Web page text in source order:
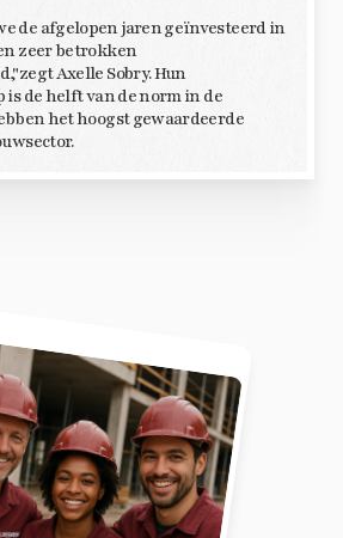
de afgelopen jaren geïnvesteerd in
zeer betrokken
Axelle Sobry. Hun
is de helft van de norm in de
het hoogst gewaardeerde